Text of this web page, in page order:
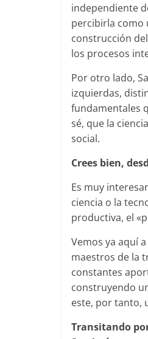
independiente
percibirla como
construcción
los procesos
Por otro lado,
izquierdas,
fundamentales
sé, que la
social.
Crees bien,
Es muy
ciencia o la
productiva, el
Vemos ya aquí
maestros de la
constantes
construyendo
este, por tanto,
Transitando